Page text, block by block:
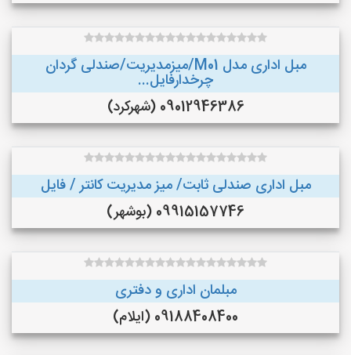
مبل اداری مدل M01/میزمدیریت/صندلی گردان
چرخدارفایل...
09012946386 (شهرکرد)
مبل اداری صندلی ثابت/ میز مدیریت کانتر / فایل
09915157746 (بوشهر)
مبلمان اداری و دفتری
09188408400 (ایلام)